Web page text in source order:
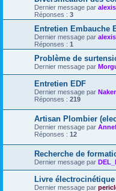
Dernier message par
Réponses : 3
Entretien Embauche
Dernier message par
Réponses : 1
Problème de
Dernier message par
Entretien EDF
Dernier message par Naker
Réponses : 219
Artisan Plombier
Dernier message par
Réponses : 12
Recherche de
Dernier message par
Livre
Dernier message par